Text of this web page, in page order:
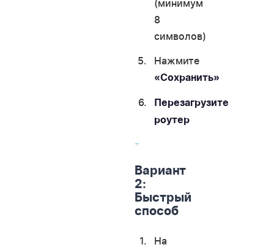
(минимум
8
символов)
Нажмите
«Сохранить»
Перезагрузите
роутер
Вариант
2:
Быстрый
способ
На